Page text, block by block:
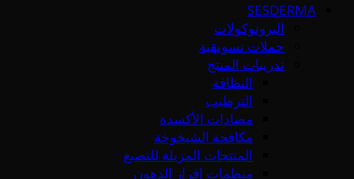
SESDERMA
البروتوكولات
حملات تسويقية
تدريبات المنتج
النظافة
الترطيب
مضادات الأكسدة
مكافحة الشيخوخة
المنتجات المزيلة للتصبغ
منظمات إفراز الدهون